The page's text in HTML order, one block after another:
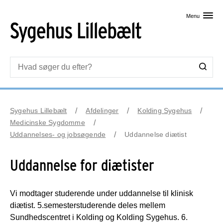
Menu
Sygehus Lillebælt Afdelinger
Kolding Sygehus
Medicinske Sygdomme
Uddannelses- og jobsøgende
Uddannelse diætist
Uddannelse for diætister
Vi modtager studerende under uddannelse til klinisk
diætist. 5.semesterstuderende deles mellem
Sundhedscentret i Kolding og Kolding Sygehus. 6.